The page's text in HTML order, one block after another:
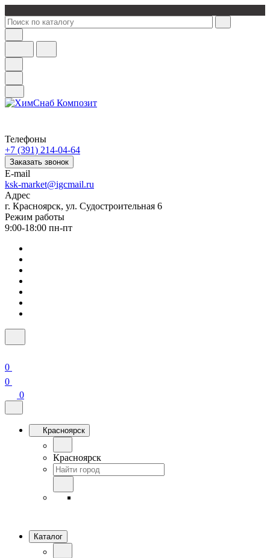
Телефоны
+7 (391) 214-04-64
Заказать звонок
E-mail
ksk-market@igcmail.ru
Адрес
г. Красноярск, ул. Судостроительная 6
Режим работы
9:00-18:00 пн-пт
0
0
0
Красноярск
Красноярск
Каталог